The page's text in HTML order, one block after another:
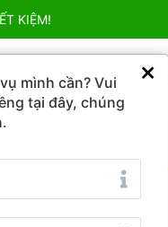
KIỆM!
VÉ DỊCH VỤ
mình cần? Vui
tại đây, chúng